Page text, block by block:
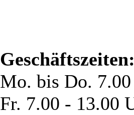
Mo. bis Do.
Fr. 7.00 - 13.00